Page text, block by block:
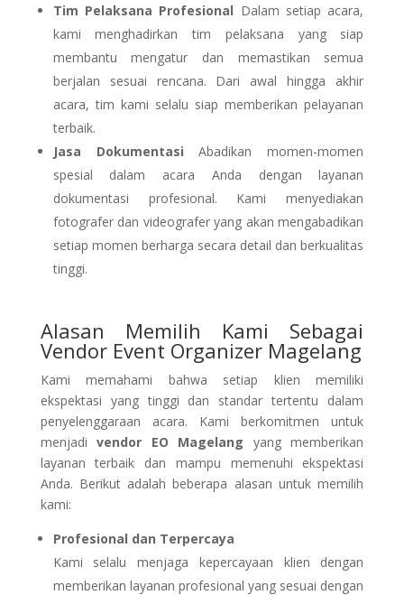
Tim Pelaksana Profesional Dalam setiap acara,
kami menghadirkan tim pelaksana yang siap
membantu mengatur dan memastikan semua
berjalan sesuai rencana. Dari awal hingga akhir
acara, tim kami selalu siap memberikan pelayanan
terbaik.
Jasa Dokumentasi Abadikan momen-momen
spesial dalam acara Anda dengan layanan
dokumentasi profesional. Kami menyediakan
fotografer dan videografer yang akan mengabadikan
setiap momen berharga secara detail dan berkualitas
tinggi.
Alasan Memilih Kami Sebagai
Vendor Event Organizer Magelang
Kami memahami bahwa setiap klien memiliki
ekspektasi yang tinggi dan standar tertentu dalam
penyelenggaraan acara. Kami berkomitmen untuk
menjadivendor EO Magelang yang memberikan
layanan terbaik dan mampu memenuhi ekspektasi
Anda. Berikut adalah beberapa alasan untuk memilih
kami:
Profesional dan Terpercaya
Kami selalu menjaga kepercayaan klien dengan
memberikan layanan profesional yang sesuai dengan